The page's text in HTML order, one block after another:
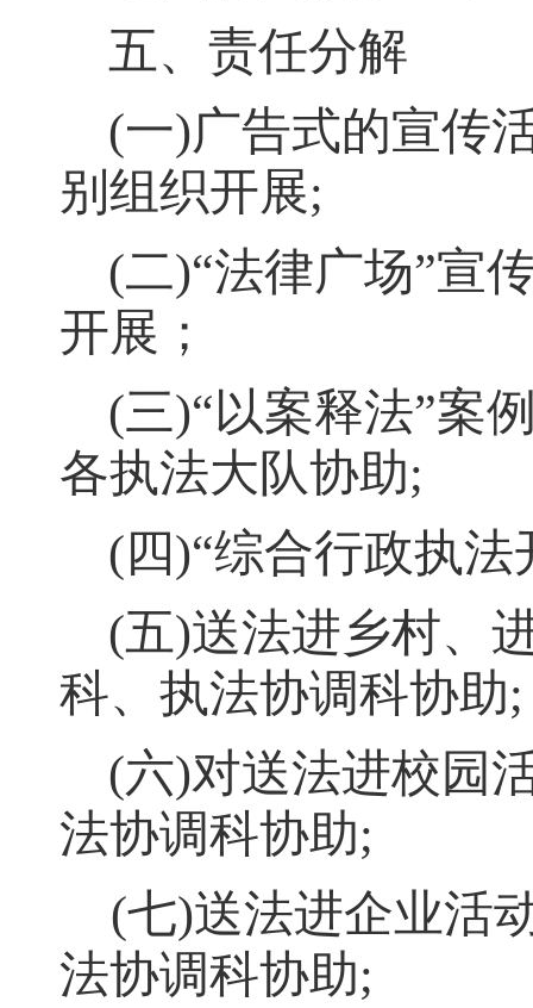
五、责任分解
(一)广告式的宣传
别组织开展;
(二)“法律广场”宣
开展 ；
(三)“以案释法”案
各执法大队协助;
(四)“综合行政执法
(五)送法进乡村、
科、执法协调科协助;
(六)对送法进校园
法协调科协助;
(七)送法进企业活
法协调科协助;